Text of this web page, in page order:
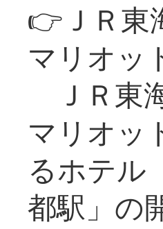
👉ＪＲ東
マリオッ
ＪＲ東
マリオッ
るホテル
都駅」の